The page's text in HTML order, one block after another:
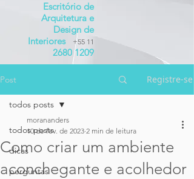
Escritório de
Arquitetura e
Design de
Interiores
+55 11
2680 1209
Post Registre-se
todos posts
dicas
perguntas
todos posts
Como criar um ambiente
aconchegante e acolhedor
morananders
10 de fev. de 2023 2 min de leitura